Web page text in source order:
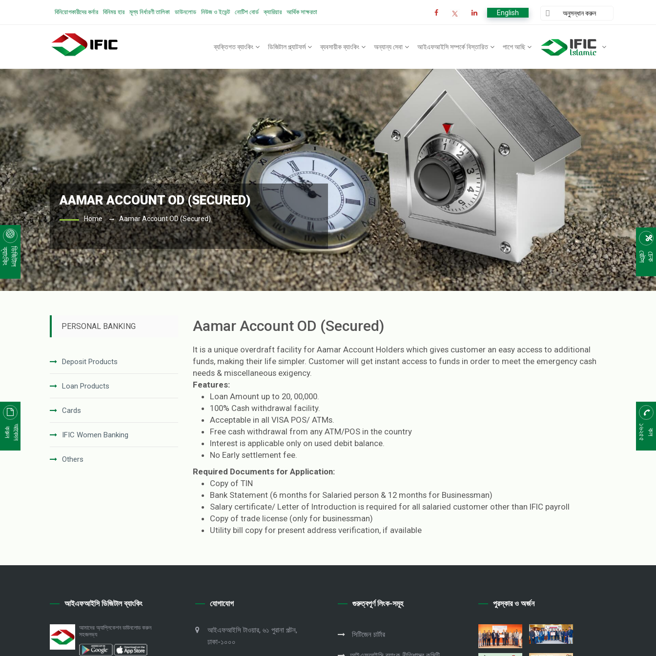
চেক
রেটস
কল
১৬২৫৫
ডিজিটাল
ব্যাংকিং
আবেদন
করুন
বিনিয়োগকারীদের কর্নার বিনিময় হার মূল্য নির্ধারণী তালিকা ডাউনলোড নিউজ ও ইভেন্ট নোটিশ বোর্ড ক্যারিয়ার আর্থিক সাক্ষরতা English
ব্যক্তিগত ব্যাংকিং ডিজিটাল প্ল্যাটফর্ম ব্যবসায়ীক ব্যাংকিং অন্যান্য সেবা আইএফআইসি সম্পর্কে বিস্তারিত পাশে আছি
AAMAR ACCOUNT OD (SECURED)
Home Aamar Account OD (Secured)
PERSONAL BANKING
Deposit Products
Loan Products
Cards
IFIC Women Banking
Others
Aamar Account OD (Secured)
It is a unique overdraft facility for Aamar Account Holders which gives customer an easy access to additional
funds, making their life simpler. Customer will get instant access to funds in order to meet the emergency cash
needs & miscellaneous exigency.
Features:
Loan Amount up to 20, 00,000.
100% Cash withdrawal facility.
Acceptable in all VISA POS/ ATMs.
Free cash withdrawal from any ATM/POS in the country
Interest is applicable only on used debit balance.
No Early settlement fee.
Required Documents for Application:
Copy of TIN
Bank Statement (6 months for Salaried person & 12 months for Businessman)
Salary certificate/ Letter of Introduction is required for all salaried customer other than IFIC payroll
Copy of trade license (only for businessman)
Utility bill copy for present address verification, if available
আইএফআইসি ডিজিটাল ব্যাংকিং
আমাদের অ্যাপ্লিকেশন ডাউনলোড করুন
সহজলভ্য
যোগাযোগ
আইএফআইসি টাওয়ার, ৬১ পুরানা পল্টন,
ঢাকা-১০০০
গুরুত্বপূর্ণ লিংক-সমূহ
সিটিজেন চার্টার
পুরস্কার ও অর্জন